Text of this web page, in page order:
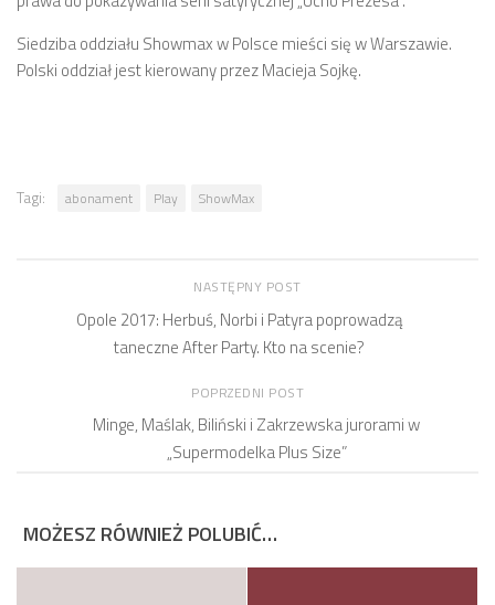
Siedziba oddziału Showmax w Polsce mieści się w Warszawie.
Polski oddział jest kierowany przez Macieja Sojkę.
Tagi: abonament Play ShowMax
NASTĘPNY POST
Opole 2017: Herbuś, Norbi i Patyra poprowadzą
taneczne After Party. Kto na scenie?
POPRZEDNI POST
Minge, Maślak, Biliński i Zakrzewska jurorami w
„Supermodelka Plus Size”
MOŻESZ RÓWNIEŻ POLUBIĆ…